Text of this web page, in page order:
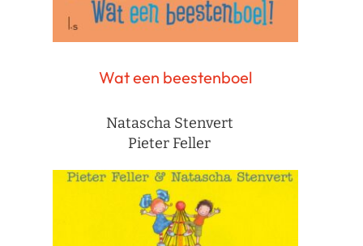
Wat een beestenboel
Natascha Stenvert
Pieter Feller